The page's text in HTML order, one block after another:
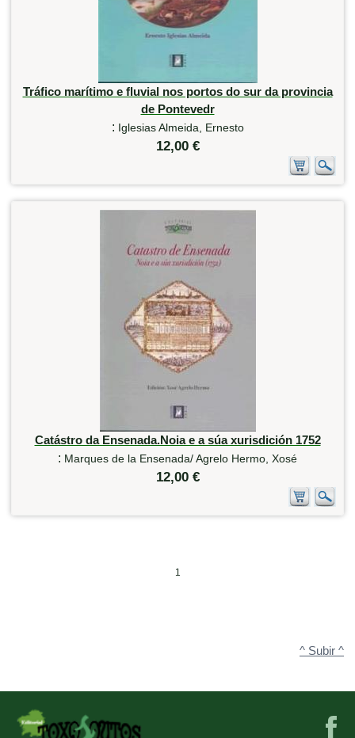
Tráfico marítimo e fluvial nos portos do sur da provincia
de Pontevedr
: Iglesias Almeida, Ernesto
12,00 €
Catástro da Ensenada.Noia e a súa xurisdición 1752
: Marques de la Ensenada/ Agrelo Hermo, Xosé
12,00 €
1
^ Subir ^